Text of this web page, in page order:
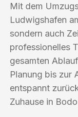
Mit dem
Ludwigshafen
sondern auch
professionelles
gesamten
Planung bis zur
entspannt
Zuhause in